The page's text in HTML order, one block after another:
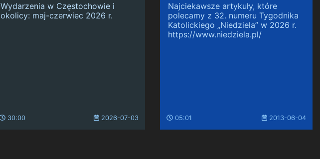
Wydarzenia w Częstochowie i
okolicy: maj-czerwiec 2026 r.
30:00 2026-07-03
Najciekawsze artykuły, które
polecamy z 32. numeru Tygodnika
Katolickiego „Niedziela” w 2026 r.
https://www.niedziela.pl/
05:01 2013-06-04